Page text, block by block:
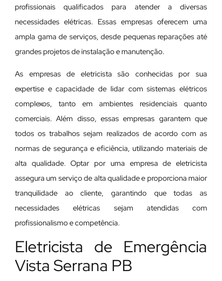
profissionais qualificados para atender a diversas
necessidades elétricas. Essas empresas oferecem uma
ampla gama de serviços, desde pequenas reparações até
grandes projetos de instalação e manutenção.
As empresas de eletricista são conhecidas por sua
expertise e capacidade de lidar com sistemas elétricos
complexos, tanto em ambientes residenciais quanto
comerciais. Além disso, essas empresas garantem que
todos os trabalhos sejam realizados de acordo com as
normas de segurança e eficiência, utilizando materiais de
alta qualidade. Optar por uma empresa de eletricista
assegura um serviço de alta qualidade e proporciona maior
tranquilidade ao cliente, garantindo que todas as
necessidades elétricas sejam atendidas com
profissionalismo e competência.
Eletricista de Emergência
Vista Serrana PB